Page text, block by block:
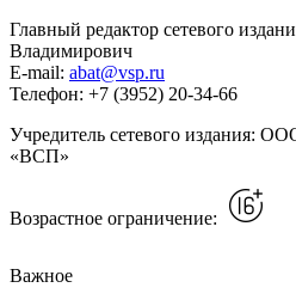
Главный редактор сетевого
Владимирович
E-mail: abat@vsp.ru
Телефон: +7 (3952) 20-34-66
Учредитель сетевого издания:
«ВСП»
Возрастное ограничение:
Важное